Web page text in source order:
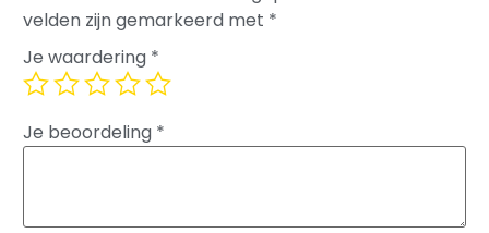
velden zijn gemarkeerd met *
Je waardering *
Je beoordeling *